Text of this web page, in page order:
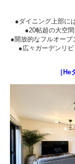
●ダイニング上部に
●20帖超の大空
●開放的なフルオープ
●広々ガーデンリビ
［